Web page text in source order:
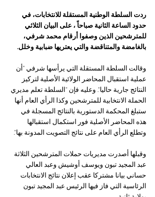
ردت السلطة الوطنية المستقلة للانتخابات، في
حدود الساعة الثانية صباحاً ، على البيان الثلاثي
للمترشحين الذين وصفوا أرقام محمد شرفي،
بالغامضة والمتناقضة والتي يعتريها ضبابية وخلل.
وقالت السلطة المستقلة التي يرأسها شرفي "أن
عملية استقبال المحاضر الولائية الأصلية لتركيز
النتائج جارية حاليا". وعليه فإن "السلطة تعلم مديري
الحملة الانتخابية للمترشحين وكذا الرأي العام أنها
ستبلغ المحكمة الدستورية بالنتائج المسجلة في
هذه المحاضر الأصلية فور استكمال استقبالها
وتطلع الرأي العام على نتائج التصويت المدونة بها".
وقبلها أصدرت مديريات حملات المترشحين الثلاثة
عبد المجيد تبون ويوسف أوشيش وعبد العالي
حساني بيانا مشتركا عقب إعلان نتائج الانتخابات
الرئاسية التي فاز فيها الرئيس عبد المجيد تبون